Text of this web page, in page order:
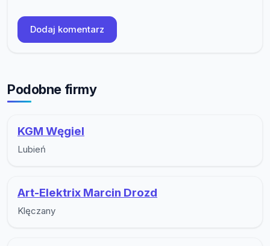
Dodaj komentarz
Podobne firmy
KGM Węgiel
Lubień
Art-Elektrix Marcin Drozd
Klęczany